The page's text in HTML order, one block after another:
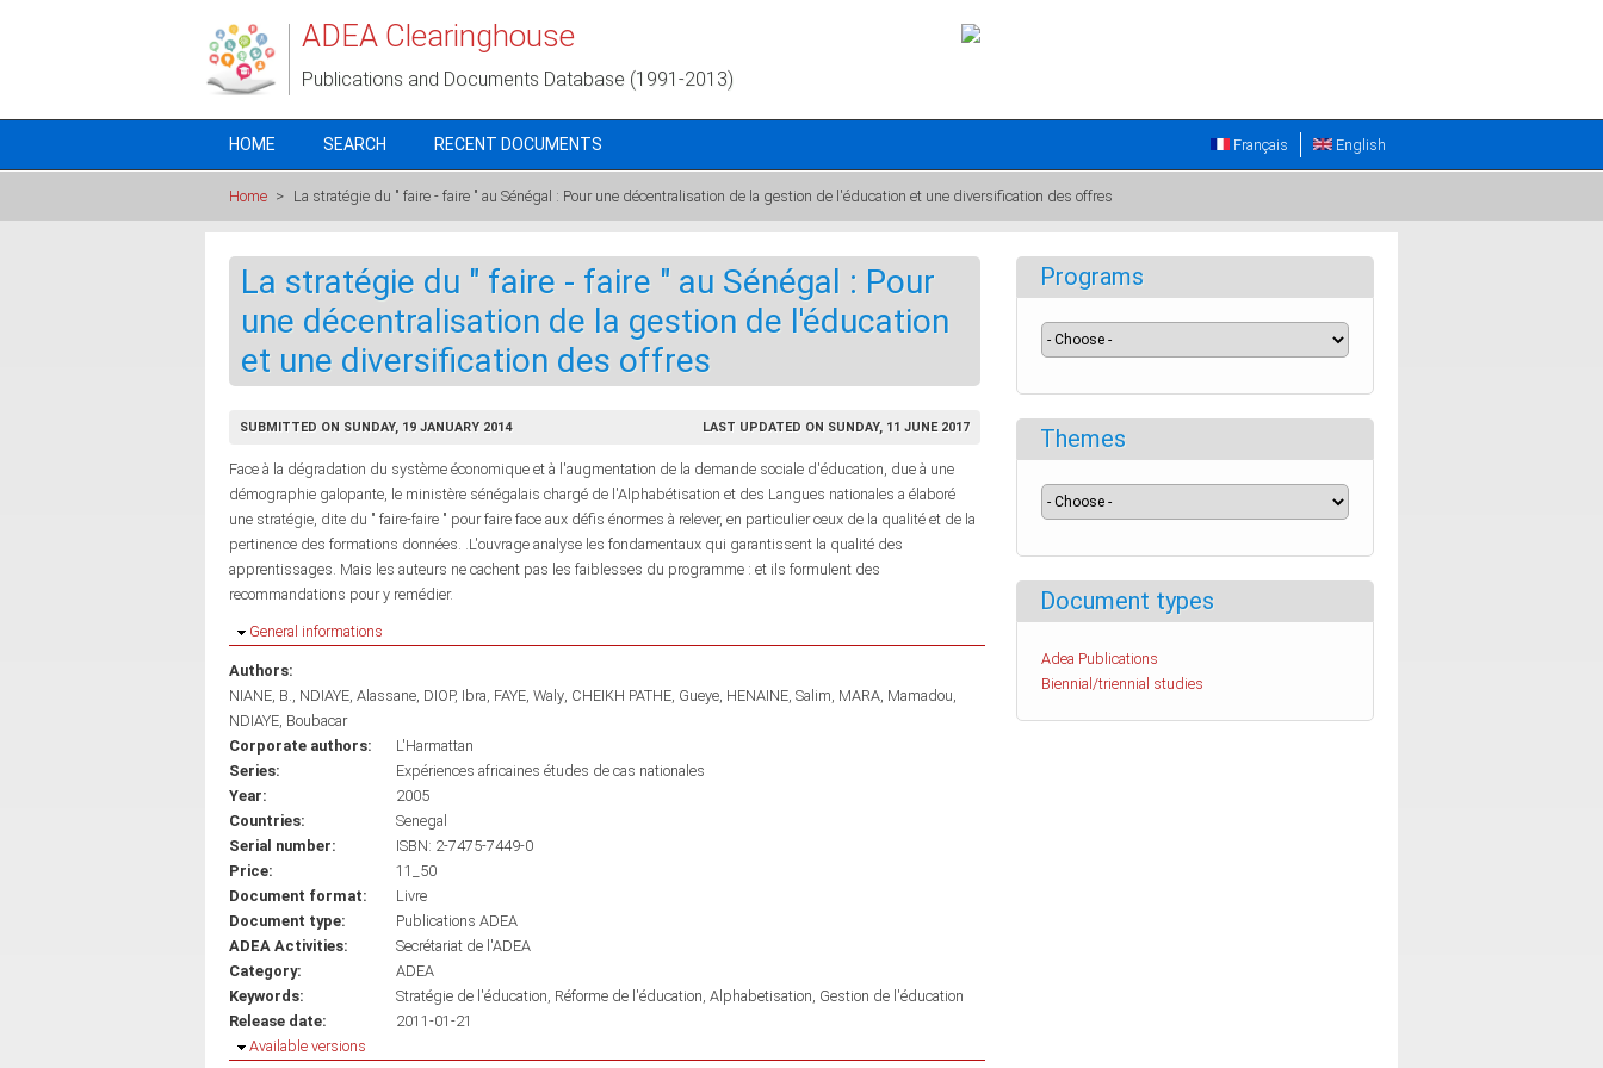
ADEA Clearinghouse
Publications and Documents Database (1991-2013)
HOME SEARCH RECENT DOCUMENTS English
Français
Home > La stratégie du " faire - faire " au Sénégal : Pour une décentralisation de la gestion de l'éducation et une diversification des offres
La stratégie du " faire - faire " au Sénégal : Pour
une décentralisation de la gestion de l'éducation
et une diversification des offres
SUBMITTED ON SUNDAY, 19 JANUARY 2014 LAST UPDATED ON SUNDAY, 11 JUNE 2017
Face à la dégradation du système économique et à l'augmentation de la demande sociale d'éducation, due à une
démographie galopante, le ministère sénégalais chargé de l'Alphabétisation et des Langues nationales a élaboré
une stratégie, dite du " faire-faire " pour faire face aux défis énormes à relever, en particulier ceux de la qualité et de la
pertinence des formations données. .L'ouvrage analyse les fondamentaux qui garantissent la qualité des
apprentissages. Mais les auteurs ne cachent pas les faiblesses du programme : et ils formulent des
recommandations pour y remédier.
Hide
General informations
Authors:
NIANE, B. NDIAYE, Alassane DIOP, Ibra FAYE, Waly CHEIKH PATHE, Gueye HENAINE, Salim MARA, Mamadou
NDIAYE, Boubacar
Corporate authors:
L'Harmattan
Series:
Expériences africaines études de cas nationales
Year:
2005
Countries:
Senegal
Serial number:
ISBN: 2-7475-7449-0
Price:
11_50
Document format:
Livre
Document type:
Publications ADEA
ADEA Activities:
Secrétariat de l'ADEA
Category:
ADEA
Keywords:
Stratégie de l'éducation Réforme de l'éducation Alphabetisation Gestion de l'éducation
Release date:
2011-01-21
Hide
Available versions
Programs
Themes
Document types
Adea Publications
Biennial/triennial studies